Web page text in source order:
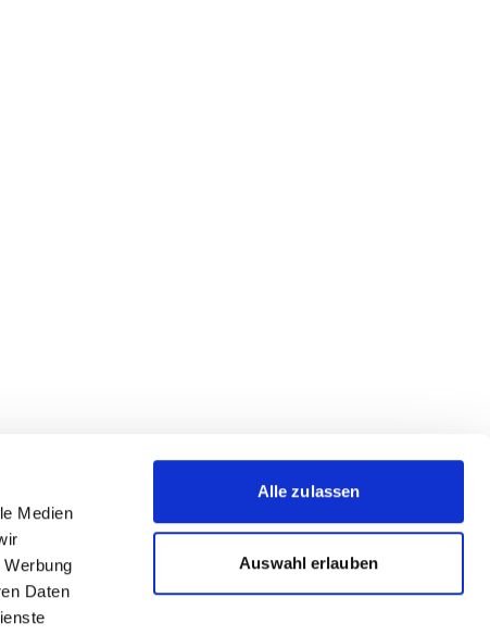
Medien
Daten
Alle zulassen
Auswahl erlauben